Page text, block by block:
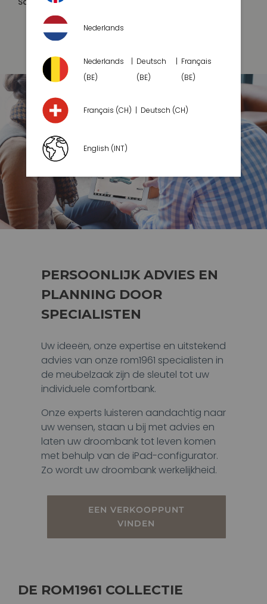
PERSOONLIJK ADVIES EN
PLANNING DOOR
SPECIALISTEN
Uw ideeën, onze expertise en uitstekend
advies van onze rom1961 specialisten in
de meubelzaak zijn de sleutel tot uw
individuele comfortbank.
Onze experts luisteren aandachtig naar
uw wensen, staan u bij met advies en
laten uw droombank tot leven komen
met behulp van de iPad-configurator.
Zo wordt uw droombank werkelijkheid.
EEN VERKOOPPUNT
VINDEN
DE ROM1961 COLLECTIE
Nederlands
Nederlands
(BE)
Deutsch
(BE)
Français
(BE)
Français (CH) Deutsch (CH)
English (INT)